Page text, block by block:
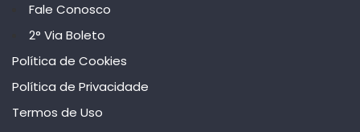
Fale Conosco
2° Via Boleto
Política de Cookies
Política de Privacidade
Termos de Uso